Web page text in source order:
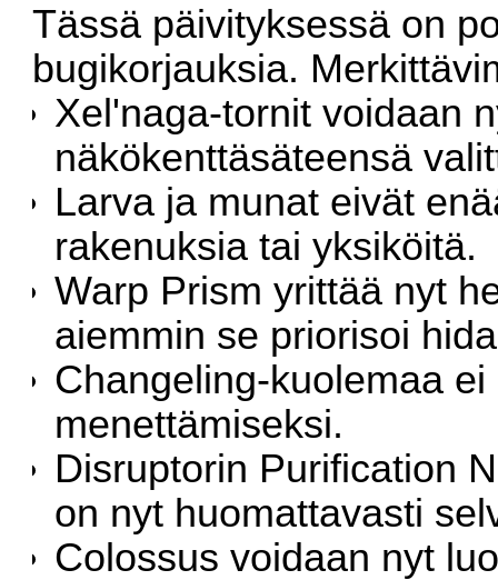
Tässä päivityksessä on
bugikorjauksia.
Xel'naga-tornit voidaan
näkökenttäsäteensä
Larva ja munat eivät
rakenuksia tai yksiköitä.
Warp Prism yrittää nyt
aiemmin se priorisoi
Changeling-kuolemaa
menettämiseksi.
Disruptorin Purification
on nyt huomattavasti
Colossus voidaan nyt